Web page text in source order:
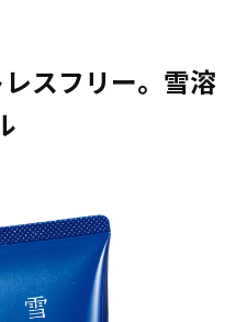
スフリー。雪溶